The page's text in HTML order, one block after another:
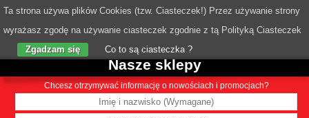
o Nas
Nasze sklepy
Chcesz otrzymywać informację o nowościach i promocjach?
Ta strona używa plików Cookies (tzw. Ciasteczek!) Przez używanie strony
wyrażasz zgodę na używanie ciasteczek zgodnie z tą Polityką Ciasteczek
Zgadzam się
Co to są ciasteczka ?